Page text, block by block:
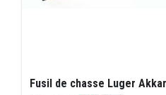
Fusil de chasse Luger